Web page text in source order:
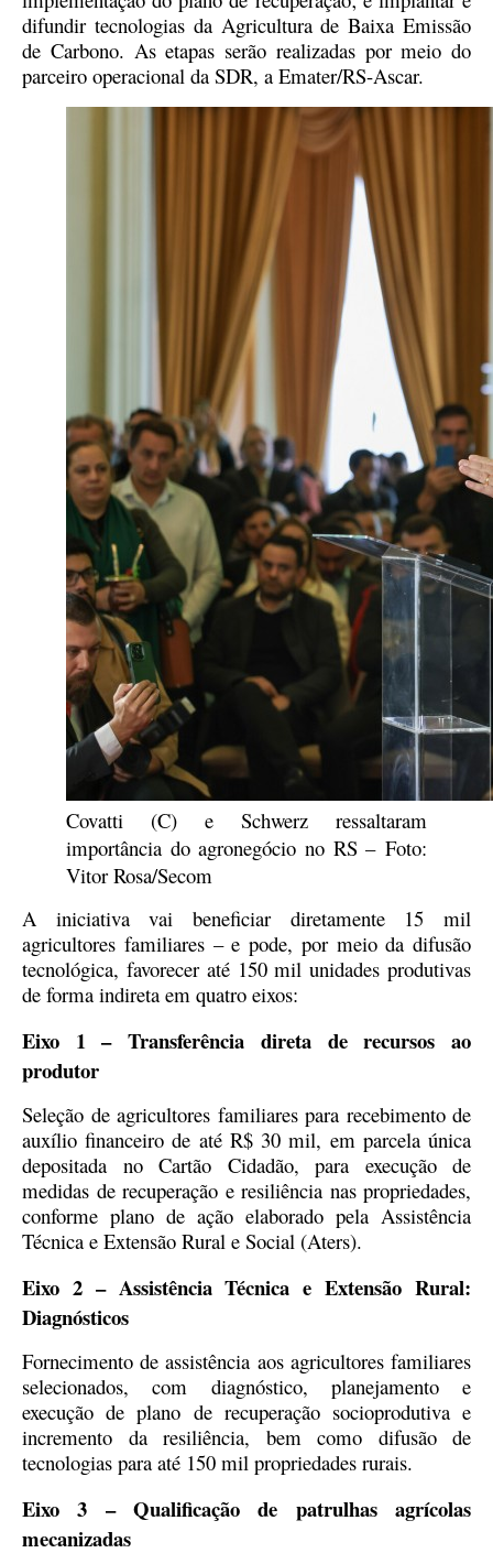
difundir tecnologias da Agricultura de Baixa Emissão
de Carbono. As etapas serão realizadas por meio do
parceiro operacional da SDR, a Emater/RS-Ascar.
Covatti (C) e Schwerz ressaltaram
importância do agronegócio no RS – Foto:
Vitor Rosa/Secom
A iniciativa vai beneficiar diretamente 15 mil
agricultores familiares – e pode, por meio da difusão
tecnológica, favorecer até 150 mil unidades produtivas
de forma indireta em quatro eixos:
Eixo 1 – Transferência direta de recursos ao
produtor
Seleção de agricultores familiares para recebimento de
auxílio financeiro de até R$ 30 mil, em parcela única
depositada no Cartão Cidadão, para execução de
medidas de recuperação e resiliência nas propriedades,
conforme plano de ação elaborado pela Assistência
Técnica e Extensão Rural e Social (Aters).
Eixo 2 – Assistência Técnica e Extensão Rural:
Diagnósticos
Fornecimento de assistência aos agricultores familiares
selecionados, com diagnóstico, planejamento e
execução de plano de recuperação socioprodutiva e
incremento da resiliência, bem como difusão de
tecnologias para até 150 mil propriedades rurais.
Eixo 3 – Qualificação de patrulhas agrícolas
mecanizadas